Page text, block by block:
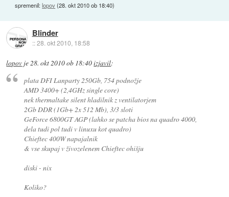
spremenil:lopov(28. okt 2010 ob 18:40)
Blinder
::28. okt 2010, 18:58
lopov je28. okt 2010 ob 18:40izjavil:
plata DFI Lanparty 250Gb, 754 podnožje
AMD 3400+ (2,4GHz single core)
nek thermaltake silent hladilnik z ventilatorjem
2Gb DDR (1Gb+ 2x 512 Mb), 3/3 sloti
GeForce 6800GT AGP (lahko se patcha bios na quadro 4000,
dela tudi pol tudi v linuxu kot quadro)
Chieftec 400W napajalnik
& vse skupaj v živozelenem Chieftec ohišju
diski - nix
Koliko?